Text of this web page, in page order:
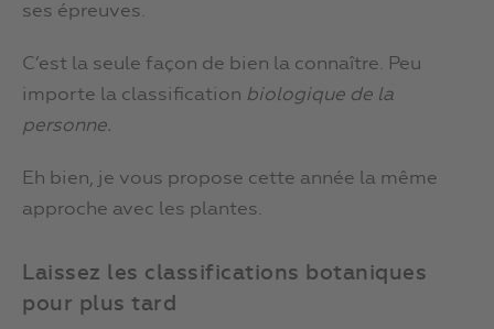
ses épreuves.
C’est la seule façon de bien la connaître. Peu
importe la classification biologique de la
personne.
Eh bien, je vous propose cette année la même
approche avec les plantes.
Laissez les classifications botaniques
pour plus tard